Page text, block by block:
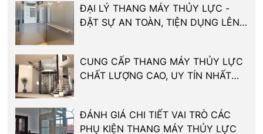
ĐẠI LÝ THANG MÁY THỦY LỰC -
ĐẶT SỰ AN TOÀN, TIỆN DỤNG LÊN
CUNG CẤP THANG MÁY THỦY LỰC
CHẤT LƯỢNG CAO, UY TÍN NHẤT
ĐÁNH GIÁ CHI TIẾT VAI TRÒ CÁC
PHỤ KIỆN THANG MÁY THỦY LỰC